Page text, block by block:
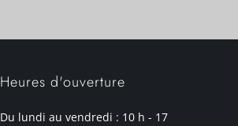
Heures d'ouverture
Du lundi au vendredi : 10 h - 17